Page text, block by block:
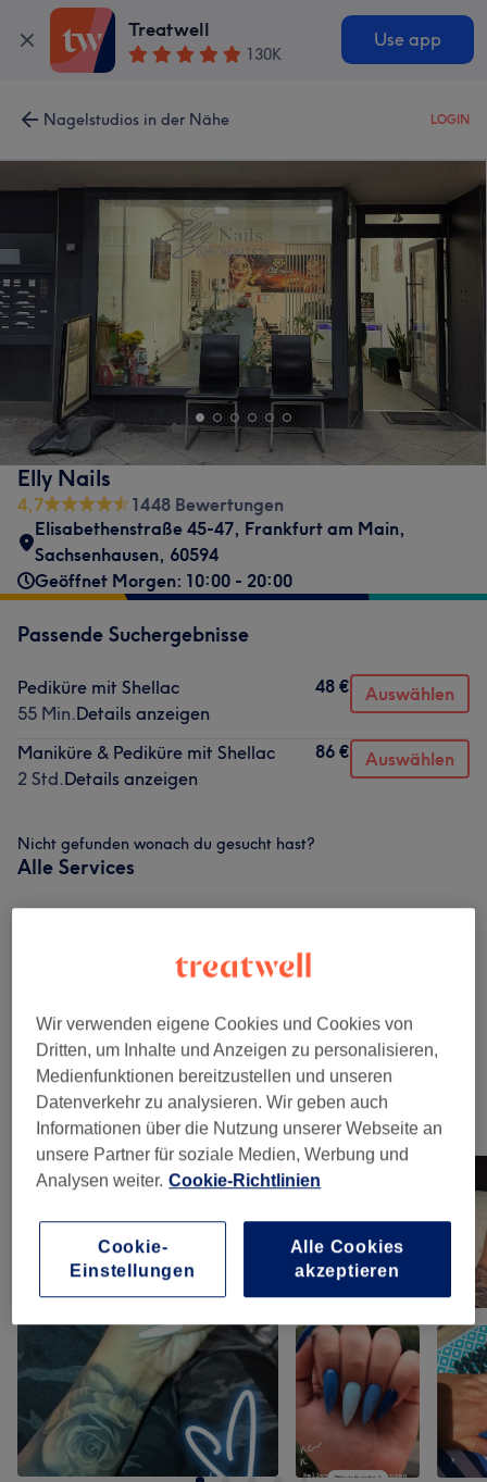
Treatwell
130K
Use app
Nagelstudios in der Nähe LOGIN
Elly Nails
4,7
1448 Bewertungen
Elisabethenstraße 45-47, Frankfurt am Main,
Sachsenhausen, 60594
Geöffnet Morgen: 10:00 - 20:00
Passende Suchergebnisse
Pediküre mit Shellac
55 Min.Details anzeigen
48 € Auswählen
Maniküre & Pediküre mit Shellac
2 Std.Details anzeigen
86 € Auswählen
Nicht gefunden wonach du gesucht hast?
Alle Services
Nageldesign (6) ab 5 €
Unsere Arbeit
Bild anklicken für weitere Details
Wir verwenden eigene Cookies und Cookies von
Dritten, um Inhalte und Anzeigen zu personalisieren,
Medienfunktionen bereitzustellen und unseren
Datenverkehr zu analysieren. Wir geben auch
Informationen über die Nutzung unserer Webseite an
unsere Partner für soziale Medien, Werbung und
Analysen weiter. Cookie-Richtlinien
Cookie-
Einstellungen
Alle Cookies
akzeptieren